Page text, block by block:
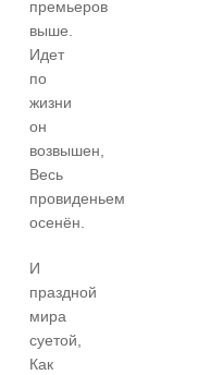
премьеров
выше.
Идет
по
жизни
он
возвышен,
Весь
провиденьем
осенён.
И
праздной
мира
суетой,
Как